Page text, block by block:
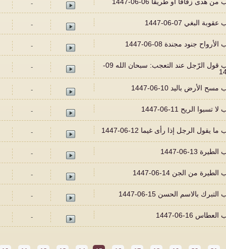
-
-
-
293 باب قول الرّجل عند التعجب: سبحان الله 09-
-
-
-
-
-
-
-
-